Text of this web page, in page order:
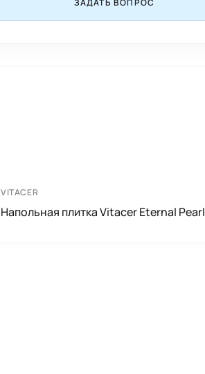
ЗАДАТЬ ВОПРОС
VITACER
Напольная плитка Vitacer Eternal Pearl